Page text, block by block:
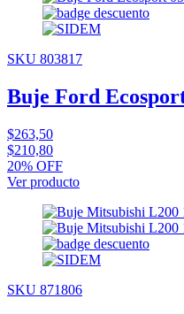
SKU 803817
Buje Ford
$263,50
$210,80
20% OFF
Ver producto
SKU 871806